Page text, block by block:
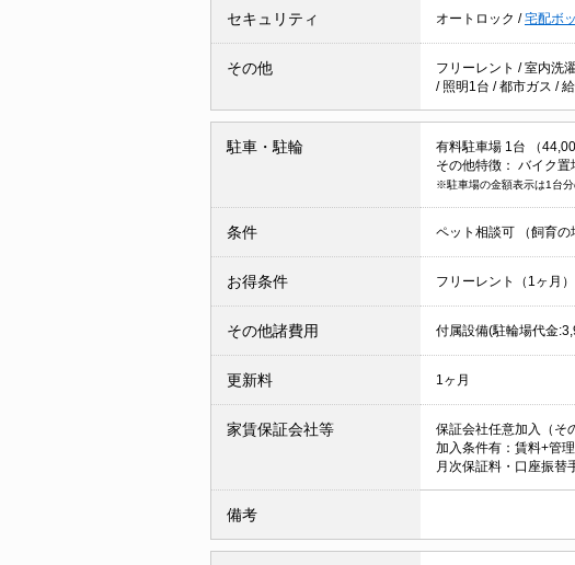
セキュリティ オートロック /宅配ボ
その他 フリーレント /室内洗
/ 照明1台 /都市ガス /
駐車・駐輪 有料駐車場 1台 （
その他特徴： バイク置
※駐車場の金額表示は1台分
条件 ペット相談可 （飼育
お得条件 フリーレント（1ヶ月）
その他諸費用 付属設備(駐輪場代金
更新料 1ヶ月
家賃保証会社等
保証会社任意加入（そ
加入条件有：賃料+管
月次保証料・口座振替
備考